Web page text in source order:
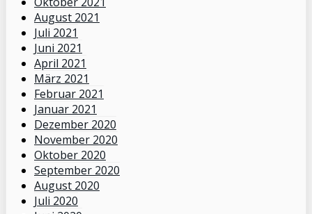
August 2021
Juli 2021
Juni 2021
April 2021
März 2021
Februar 2021
Januar 2021
Dezember 2020
November 2020
Oktober 2020
September 2020
August 2020
Juli 2020